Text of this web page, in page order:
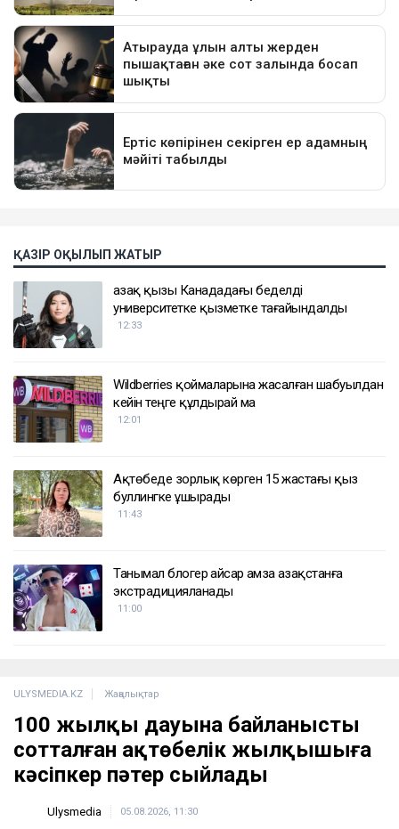
ҚАЗІР ОҚЫЛЫП ЖАТЫР
Қазақ қызы Канададағы беделді
университетке қызметке тағайындалды
12:33
Wildberries қоймаларына жасалған шабуылдан
кейін теңге құлдырай ма
12:01
Ақтөбеде зорлық көрген 15 жастағы қыз
буллингке ұшырады
11:43
Танымал блогер Қайсар Қамза Қазақстанға
экстрадицияланады
11:00
ULYSMEDIA.KZ Жаңалықтар
100 жылқы дауына байланысты
сотталған ақтөбелік жылқышыға
кәсіпкер пәтер сыйлады
Ulysmedia 05.08.2026, 11:30